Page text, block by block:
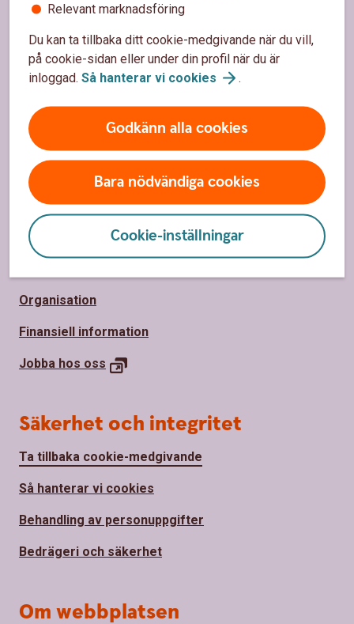
Relevant marknadsföring
Du kan ta tillbaka ditt cookie-medgivande när du vill,
på cookie-sidan eller under din profil när du är
inloggad. Så hanterar vi cookies .
Godkänn alla cookies
Bara nödvändiga cookies
Cookie-inställningar
Kundservice/Kontakta oss
Spärrhjälp
Vårt bankontor
Bli kund
Priser, räntor och kurser
Om oss
Om Ulricehamns Sparbank
Organisation
Finansiell information
Jobba hos oss
Säkerhet och integritet
Ta tillbaka cookie-medgivande
Så hanterar vi cookies
Behandling av personuppgifter
Bedrägeri och säkerhet
Om webbplatsen